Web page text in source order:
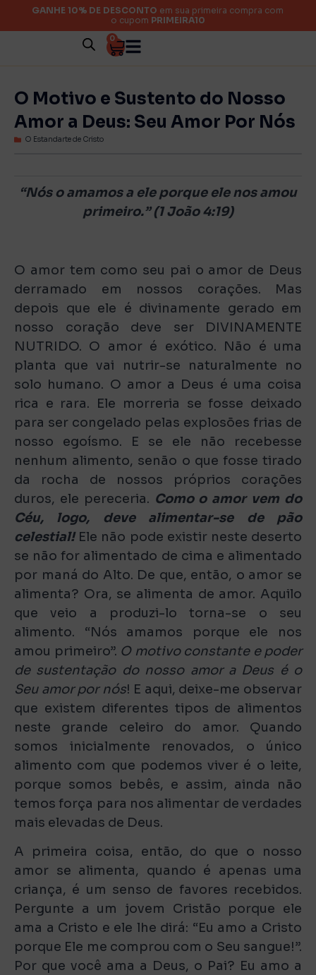
GANHE 10% DE DESCONTO em sua primeira compra com
o cupom PRIMEIRA10
0
O Motivo e Sustento do Nosso
Amor a Deus: Seu Amor Por Nós
O Estandarte de Cristo
“Nós o amamos a ele porque ele nos amou
primeiro.” (1 João 4:19)
O amor tem como seu pai o amor de Deus
derramado em nossos corações. Mas
depois que ele é divinamente gerado em
nosso coração deve ser DIVINAMENTE
NUTRIDO. O amor é exótico. Não é uma
planta que vai nutrir-se naturalmente no
solo humano. O amor a Deus é uma coisa
rica e rara. Ele morreria se fosse deixado
para ser congelado pelas explosões frias de
nosso egoísmo. E se ele não recebesse
nenhum alimento, senão o que fosse tirado
da rocha de nossos próprios corações
duros, ele pereceria. Como o amor vem do
Céu, logo, deve alimentar-se de pão
celestial! Ele não pode existir neste deserto
se não for alimentado de cima e alimentado
por maná do Alto. De que, então, o amor se
alimenta? Ora, se alimenta de amor. Aquilo
que veio a produzi-lo torna-se o seu
alimento. “Nós amamos porque ele nos
amou primeiro”. O motivo constante e poder
de sustentação do nosso amor a Deus é o
Seu amor por nós! E aqui, deixe-me observar
que existem diferentes tipos de alimentos
neste grande celeiro do amor. Quando
somos inicialmente renovados, o único
alimento com que podemos viver é o leite,
porque somos bebês, e assim, ainda não
temos força para nos alimentar de verdades
mais elevadas de Deus.
A primeira coisa, então, do que o nosso
amor se alimenta, quando é apenas uma
criança, é um senso de favores recebidos.
Pergunte a um jovem Cristão porque ele
ama a Cristo e ele lhe dirá: “Eu amo a Cristo
porque Ele me comprou com o Seu sangue!”.
Por que você ama a Deus, o Pai? Eu amo a